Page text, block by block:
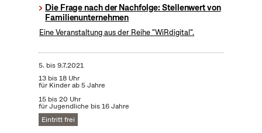
Die Frage nach der Nachfolge: Stellenwert von
Familienunternehmen
Eine Veranstaltung aus der Reihe "WiRdigital".
5. bis9.7.2021
13 bis 18 Uhr
für Kinder ab 5 Jahre
15 bis 20 Uhr
für Jugendliche bis 16 Jahre
Eintritt frei